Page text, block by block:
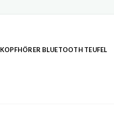
KOPFHÖRER BLUETOOTH TEUFEL